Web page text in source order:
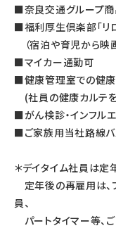
■奈良交通グループ商
■福利厚生倶楽部「リ
（宿泊や育児から映
■マイカー通勤可
■健康管理室での健
(社員の健康カルテを
■がん検診・インフル
■ご家族用当社路線バ
＊デイタイム社員は定
定年後の再雇用は、
員、
パートタイマー等、